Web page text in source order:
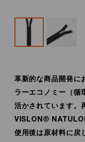
革新的な商品開発に
ラーエコノミー（循
活かされています
VISLON®
使用後は原材料に戻